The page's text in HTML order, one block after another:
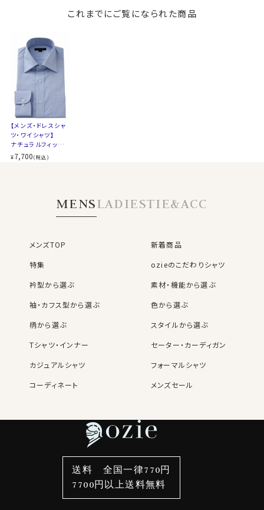
ケア・ワイドカラー・
ポケット無し
これまでにご覧になられた商品
【メンズ・ドレスシャ
ツ・ワイシャツ】
ナチュラルフィット・
プレミアムコットン・
オックスフォード・形
¥7,700(税込)
MENSLADIESTIE&ACC
メンズTOP
新着商品
特集
ozieのこだわりシャツ
衿型から選ぶ
素材・機能から選ぶ
袖・カフス型から選ぶ
色から選ぶ
柄から選ぶ
スタイルから選ぶ
Tシャツ・インナー
セーター・カーディガン
カジュアルシャツ
フォーマルシャツ
コーディネート
メンズセール
袖・カフス型から選ぶ
色から選ぶ
柄から選ぶ
スタイルから選ぶ
カジュアルシャツ
定番シャツ
カフスボタン
サスペンダー
財布・名刺入れ
バッグ
ストール・マフラー
送料 全国一律770円
7700円以上送料無料